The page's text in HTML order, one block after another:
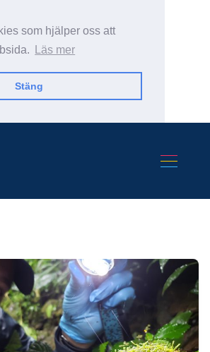
som hjälper oss att
Läs mer
Stäng